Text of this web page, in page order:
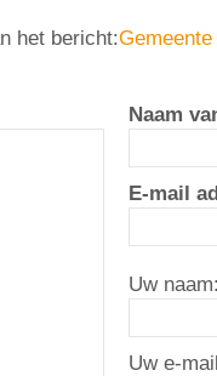
het bericht:
Naam
E-mail
Uw naam:
Uw e-